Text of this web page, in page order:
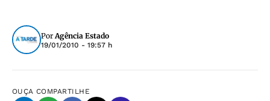
PorAgência Estado
19/01/2010 - 19:57 h
OUÇA COMPARTILHE